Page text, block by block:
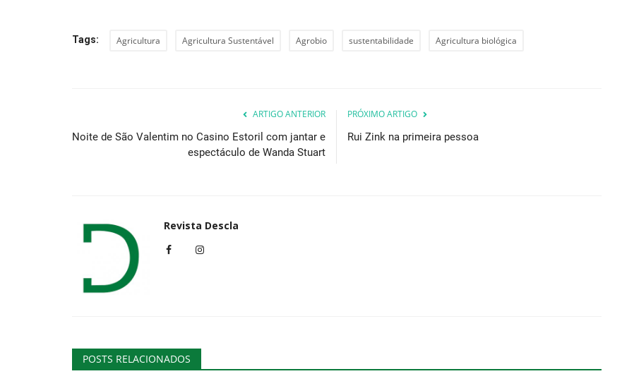
Tags: Agricultura Agricultura Sustentável Agrobio sustentabilidade Agricultura biológica
ARTIGO ANTERIOR
Noite de São Valentim no Casino Estoril com jantar e
espectáculo de Wanda Stuart
PRÓXIMO ARTIGO
Rui Zink na primeira pessoa
Revista Descla
POSTS RELACIONADOS
Serralves expõe no Centro Municipal de